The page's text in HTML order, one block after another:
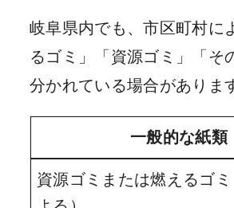
岐阜県内でも、市区町村に
るゴミ」「資源ゴミ」「そ
分かれている場合がありま
一般的な紙類
資源ゴミまたは燃えるゴ